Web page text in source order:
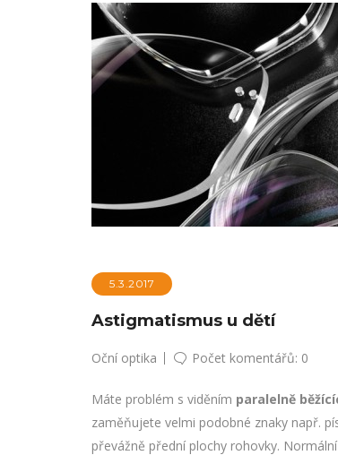
5.3.2017
Astigmatismus u dětí
Oční optika Počet komentářů: 0
Máte problém s viděním paralelně
zaměňujete velmi podobné znaky např.
převážně přední plochy rohovky.